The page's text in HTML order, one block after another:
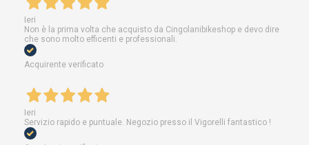
Ieri
Non è la prima volta che acquisto da Cingolanibikeshop e devo dire
che sono molto efficenti e professionali.
Acquirente verificato
Ieri
Servizio rapido e puntuale. Negozio presso il Vigorelli fantastico !